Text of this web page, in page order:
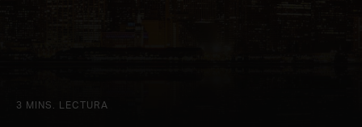
3 MINS. LECTURA